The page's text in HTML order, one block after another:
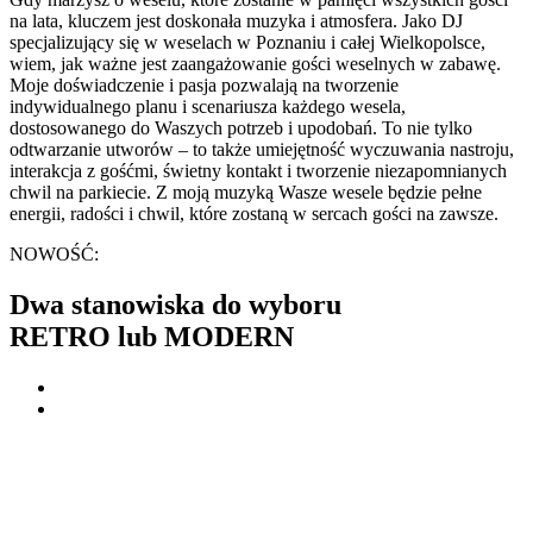
na lata, kluczem jest doskonała muzyka i atmosfera. Jako DJ
specjalizujący się w weselach w Poznaniu i całej Wielkopolsce,
wiem, jak ważne jest zaangażowanie gości weselnych w zabawę.
Moje doświadczenie i pasja pozwalają na tworzenie
indywidualnego planu i scenariusza każdego wesela,
dostosowanego do Waszych potrzeb i upodobań. To nie tylko
odtwarzanie utworów – to także umiejętność wyczuwania nastroju,
interakcja z gośćmi, świetny kontakt i tworzenie niezapomnianych
chwil na parkiecie. Z moją muzyką Wasze wesele będzie pełne
energii, radości i chwil, które zostaną w sercach gości na zawsze.
NOWOŚĆ:
Dwa stanowiska do wyboru
RETRO lub MODERN